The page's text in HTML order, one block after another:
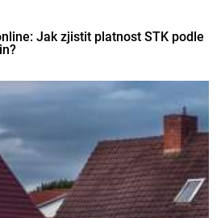
Jak zjistit platnost STK podle